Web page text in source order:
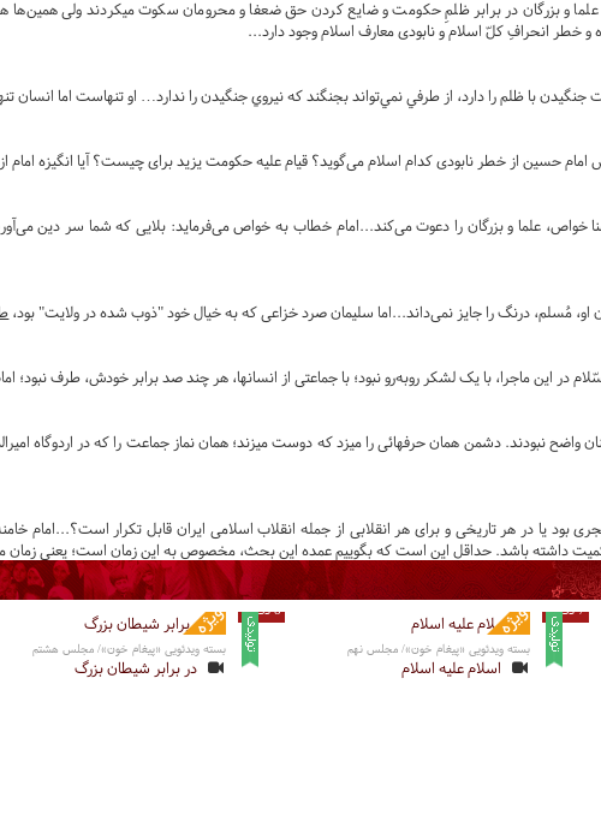
و خطر انحرافِ کلّ اسلام و نابودی معارف اسلام وجود دارد...
جنگيدن با ظلم را دارد، از طرفي نمي‌تواند بجنگند كه نيروي جنگيدن را ندارد… او تنهاست اما
امام حسین از خطر نابودی کدام اسلام می‌گوید؟ قیام علیه حکومت یزید برای چیست؟ آیا انگیزه امام
خواص، علما و بزرگان را دعوت می‌کند...امام خطاب به خواص می‌فرماید: بلایی که شما سر دین
مُسلم، درنگ را جایز نمی‌‌داند...اما سلیمان صرد خزاعی که به خیال خود "ذوب شده در ولایت" بود،
در این ماجرا، با یک لشکر روبه‌رو نبود؛ با جماعتی از انسانها، هر چند صد برابر خودش، طرف نبود؛
واضح نبودند. دشمن همان حرفهائی را میزد كه دوست میزند؛ همان نماز جماعت را كه در اردوگاه
این سرنوشت مردم کوفه در سال 61 هجری بود یا در هر تاریخی و برای هر انقلابی از جمله انقلاب اسلامی ایران قابل تکرار
داشته باشد. حداقل این است که بگوییم عمده این بحث، مخصوص به این زمان است؛ یعنی زمان
7 دقیقه 8 دقیقه
بسته ویدئویی «پیغام خون»/ مجلس نهم
اسلام علیه اسلام
بسته ویدئویی «پیغام خون»/ مجلس هشتم
در برابر شیطان بزرگ